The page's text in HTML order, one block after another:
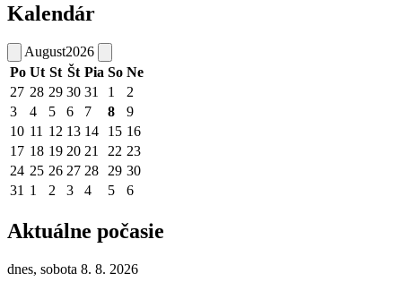
Kalendár
August2026
Po Ut St Št Pia So Ne
27 28 29 30 31 1
2
3
4 5 6 7 8
9
10 11 12 13 14 15 16
17 18 19 20 21 22 23
24 25 26 27 28 29 30
31 1 2 3 4 5 6
Aktuálne počasie
dnes, sobota 8. 8. 2026